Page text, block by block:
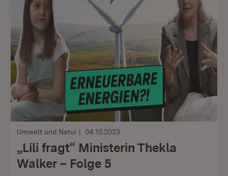
Umwelt und Natur 04.10.2023
„Lili fragt“ Ministerin Thekla
Walker – Folge 5